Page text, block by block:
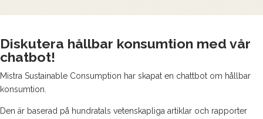
Diskutera hållbar konsumtion med vår
chatbot!
Mistra Sustainable Consumption har skapat en chattbot om hållbar
konsumtion.
Den är baserad på hundratals vetenskapliga artiklar och rapporter